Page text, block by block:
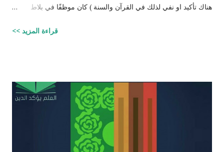
هناك تأكيد او نفي لذلك في القرآن والسنة ) كان موظفًا في بلاط
اليهودية وكان ملماً بالتوراة ومدرساً لتعاليمها وكذلك كان كاتباً ماهراً
تعاليمها وطهر المجتمع اليهودي من الزواج المختلط، ولهذه الأسباب
يحتل عزرا الكاتب مكانه عاليه جداً في الإرث الديني اليهود وقصته
مذكوره في ( سفر عزرا ) في العهد القديم ونجد في ملاحق الشروحات
اليهوديه للمشناه والمعروفه باسم ( توسفتا ) תוספתא نجد رأياً يُزعم ان
عزرا الكاتب كان مستحقاً لان تتنزل عليه التوراه لولا ان موسى عليه
قراءة المزيد >>